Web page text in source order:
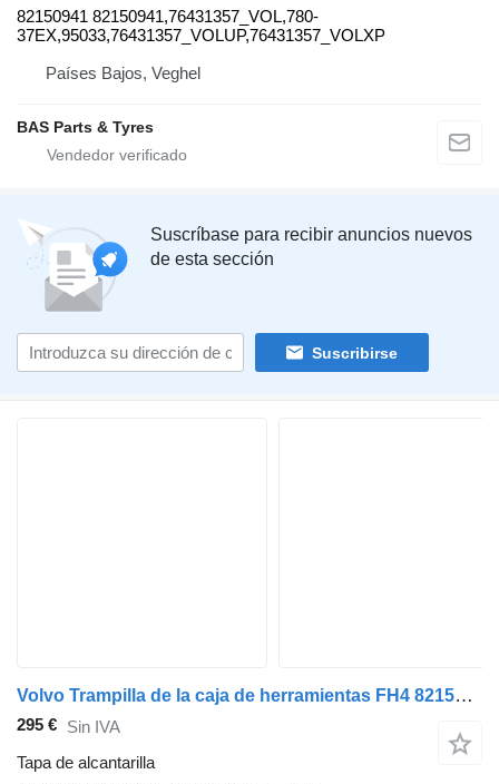
82150941 82150941,76431357_VOL,780-
37EX,95033,76431357_VOLUP,76431357_VOLXP
Países Bajos, Veghel
BAS Parts & Tyres
Suscríbase para recibir anuncios nuevos
de esta sección
Suscribirse
Volvo Trampilla de la caja de herramientas FH4 82150941 tapa de alcantarilla para Volvo FH4 camión
295 € Sin IVA
Tapa de alcantarilla